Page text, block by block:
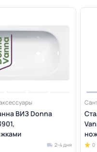
ВИЗ Donna
2-4 дня 0